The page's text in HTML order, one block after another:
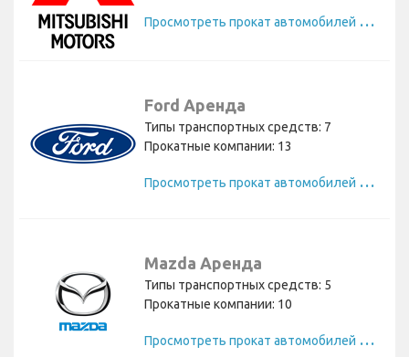
П
росмотреть прокат автомобилей Mitsubishi
Ford Аренда
Типы транспортных средств: 7
Прокатные компании: 13
П
росмотреть прокат автомобилей Ford
Mazda Аренда
Типы транспортных средств: 5
Прокатные компании: 10
П
росмотреть прокат автомобилей Mazda